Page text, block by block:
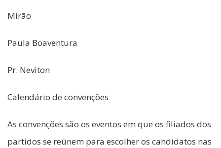
Mirão
Paula Boaventura
Pr. Neviton
Calendário de convenções
As convenções são os eventos em que os filiados dos
partidos se reúnem para escolher os candidatos nas